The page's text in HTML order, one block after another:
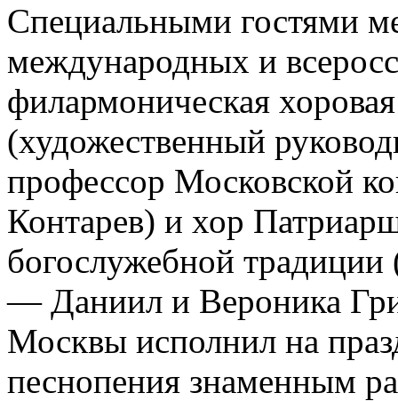
Специальными гостями
международных и
филармоническая
(художественный
профессор Московской
Контарев) и хор
богослужебной традиции
— Даниил и Вероника
Москвы исполнил на
песнопения знаменным